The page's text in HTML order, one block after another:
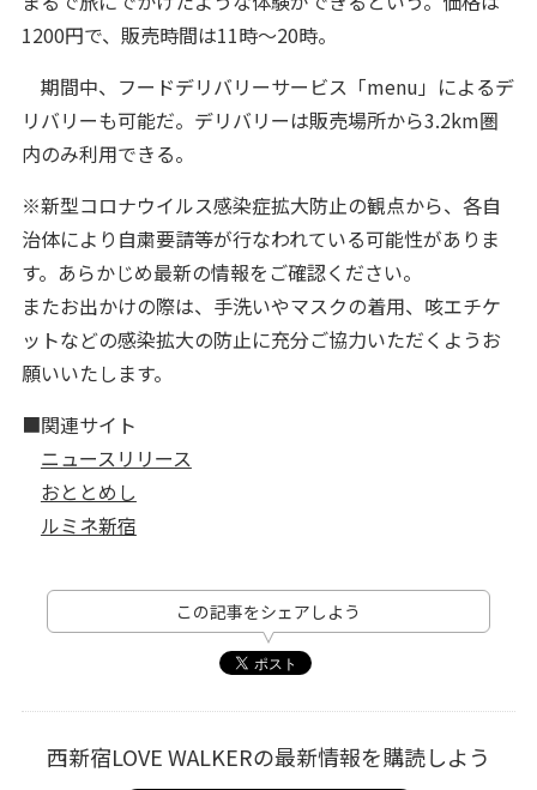
1200円で、販売時間は11時～20時。
期間中、フードデリバリーサービス「menu」によるデ
リバリーも可能だ。デリバリーは販売場所から3.2km圏
内のみ利用できる。
※新型コロナウイルス感染症拡大防止の観点から、各自
治体により自粛要請等が行なわれている可能性がありま
す。あらかじめ最新の情報をご確認ください。
またお出かけの際は、手洗いやマスクの着用、咳エチケ
ットなどの感染拡大の防止に充分ご協力いただくようお
願いいたします。
■関連サイト
ニュースリリース
おととめし
ルミネ新宿
この記事をシェアしよう
西新宿LOVE WALKERの最新情報を購読しよう